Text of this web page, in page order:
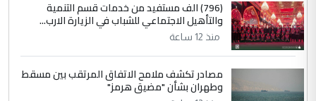
التعليق : واحد من عصابة علي ماما يسقط
جنسية الرافد الثالث للعراق ومن اصول عريقة
ابا فرات ...
الجواهري يرد على صدام حسين سل
مضجعيك يابن الزنا (نص كامل)
(796) الف مستفيد من خدمات قسم التنمية
والتأهيل الاجتماعي للشباب في الزيارة الارب...
منذ 12 ساعة
مصادر تكشف ملامح الاتفاق المرتقب بين مسقط
وطهران بشأن "مضيق هرمز"